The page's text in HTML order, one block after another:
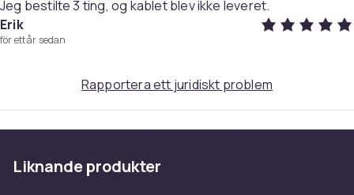
Jeg bestilte 3 ting, og kablet blev ikke leveret.
Erik
för ett år sedan
Rapportera ett juridiskt problem
Liknande produkter